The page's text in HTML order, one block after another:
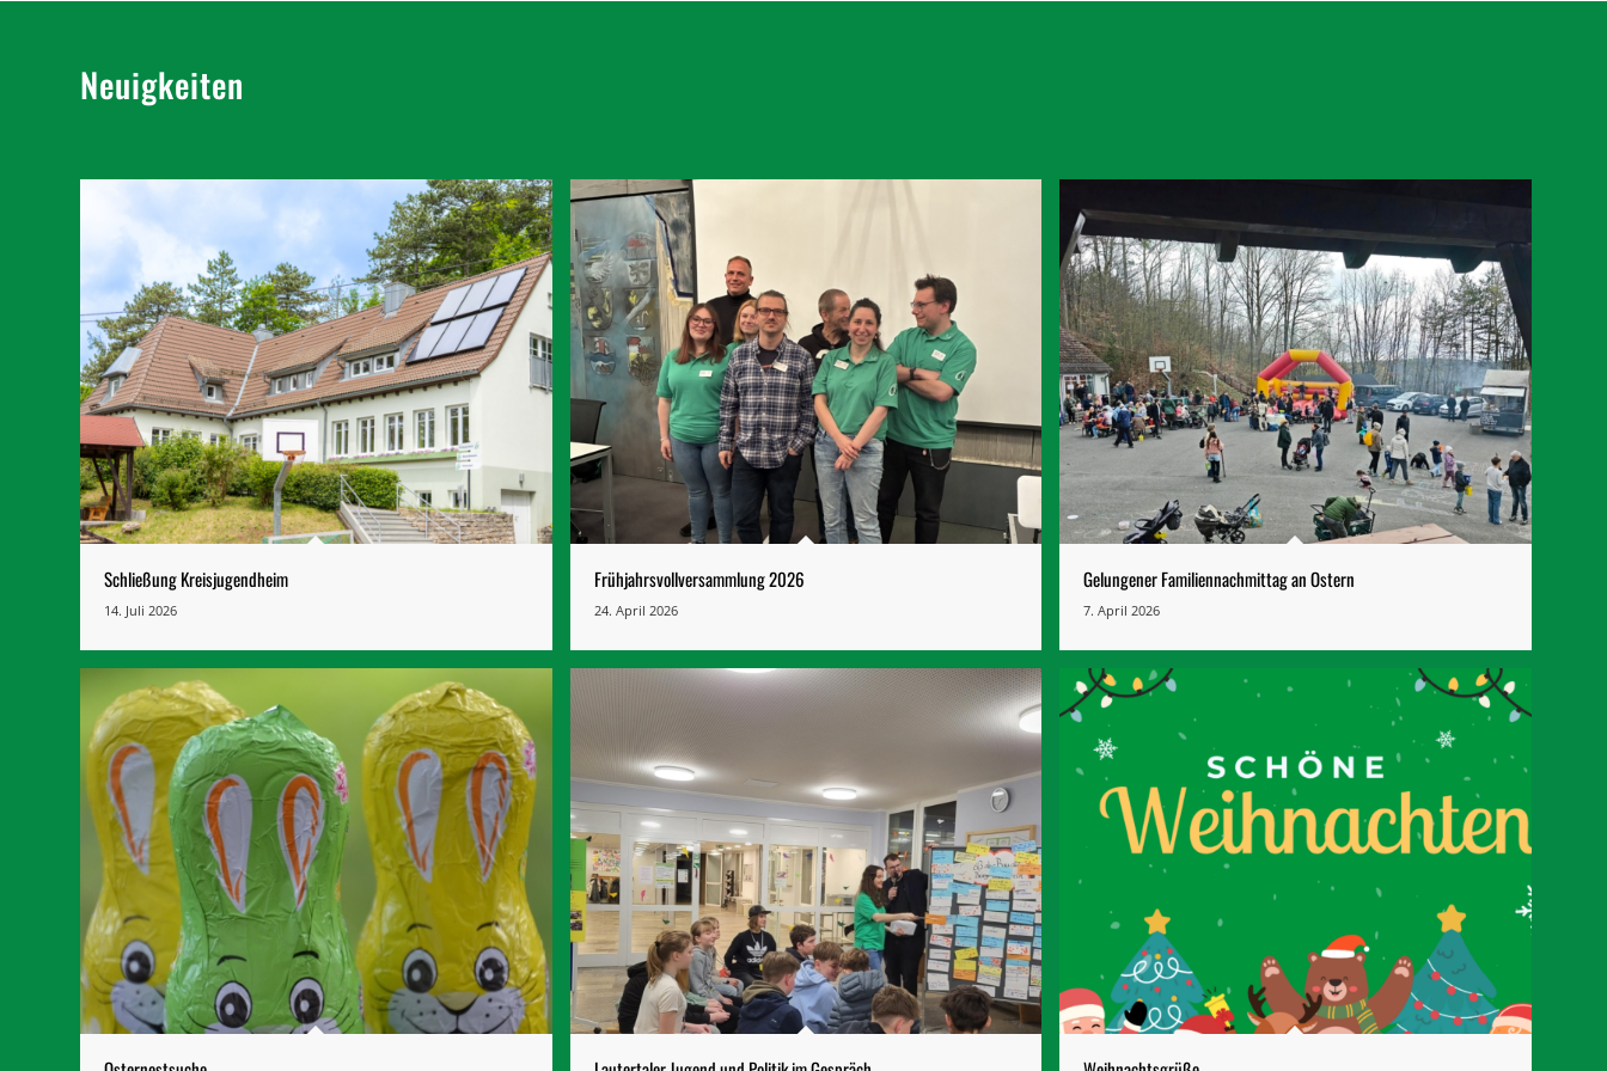
Neuigkeiten
Schließung Kreisjugendheim
14. Juli 2026
Frühjahrsvollversammlung 2026
24. April 2026
Gelungener Familiennachmittag an Ostern
7. April 2026